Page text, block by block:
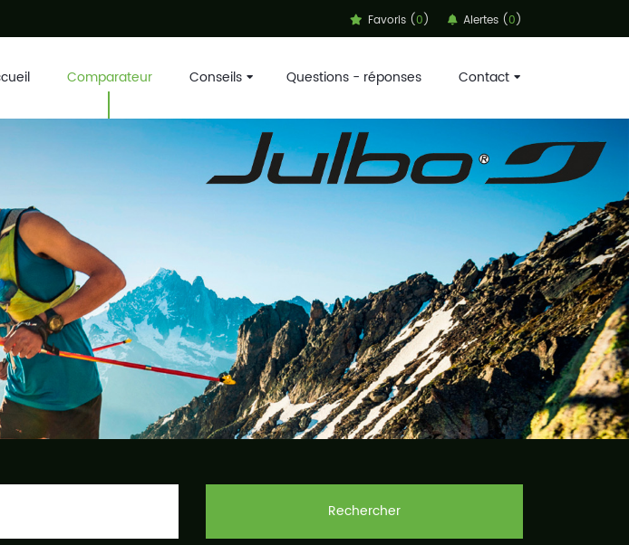
Favoris (0) Alertes (0)
Comparateur Conseils Questions - réponses Contact
Rechercher